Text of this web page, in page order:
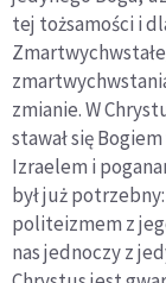
tej tożsamości i
zmianie. W
stawał się
Izraelem i
był już
politeizmem z
nas jednoczy z